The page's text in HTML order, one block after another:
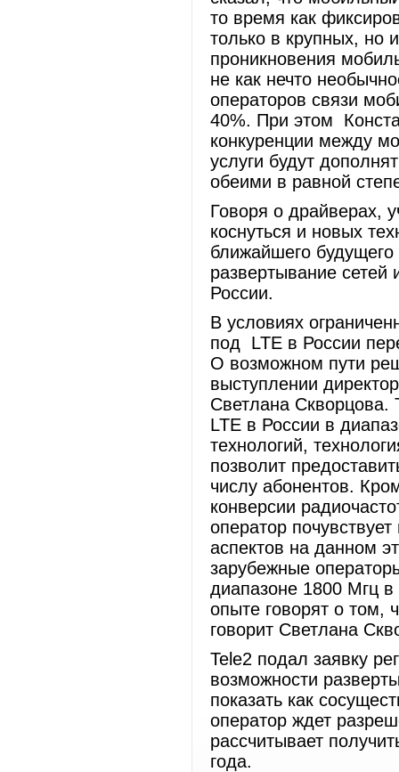
то время как
только в крупных, но
проникновения
не как нечто
операторов связи
40%. При этом
конкуренции между
услуги будут
обеими в равной
Говоря о драйверах,
коснуться и новых
ближайшего будущего
развертывание сетей
России.
В условиях
под LTE в России
О возможном пути
выступлении
Светлана Скворцова.
LTE в России в
технологий,
позволит
числу абонентов.
конверсии
оператор
аспектов на данном
зарубежные
диапазоне 1800 Мгц
опыте говорят о том,
говорит Светлана
Tele2 подал заявку
возможности
показать как
оператор ждет
рассчитывает
года.